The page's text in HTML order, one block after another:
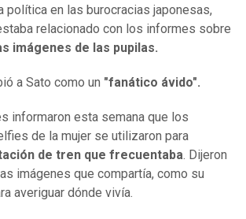
política en las burocracias japonesas,
relacionado con los informes sobre
imágenes de las pupilas.
a Sato como un "fanático ávido".
informaron esta semana que los
de la mujer se utilizaron para
de tren que frecuentaba. Dijeron
imágenes que compartía, como su
averiguar dónde vivía.